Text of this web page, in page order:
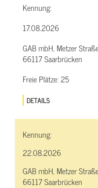
Kennung:
17.08.2026
GAB mbH, Metzer
66117 Saarbrücken
Freie Plätze:25
DETAILS
Kennung:
22.08.2026
GAB mbH, Metzer
66117 Saarbrücken